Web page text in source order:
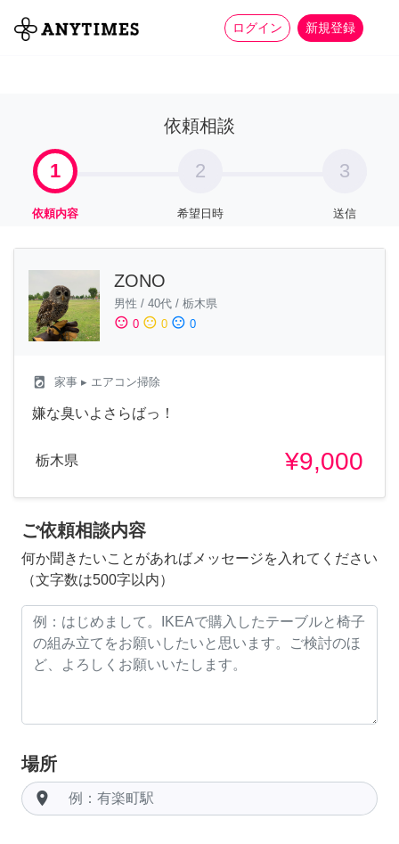
ログイン 新規登録
全て 家事 more_horiz
依頼相談
1
依頼内容
2
希望日時
3
送信
ZONO
男性 / 40代 / 栃木県
sentiment_satisfied 0 sentiment_neutral 0 sentiment_dissatisfied 0
local_laundry_service 家事 ▸ エアコン掃除
嫌な臭いよさらばっ！
栃木県 ¥9,000
ご依頼相談内容
何か聞きたいことがあればメッセージを入れてください
（文字数は500字以内）
場所
room